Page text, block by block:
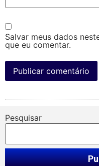
Salvar meus dados
que eu comentar.
Pesquisar